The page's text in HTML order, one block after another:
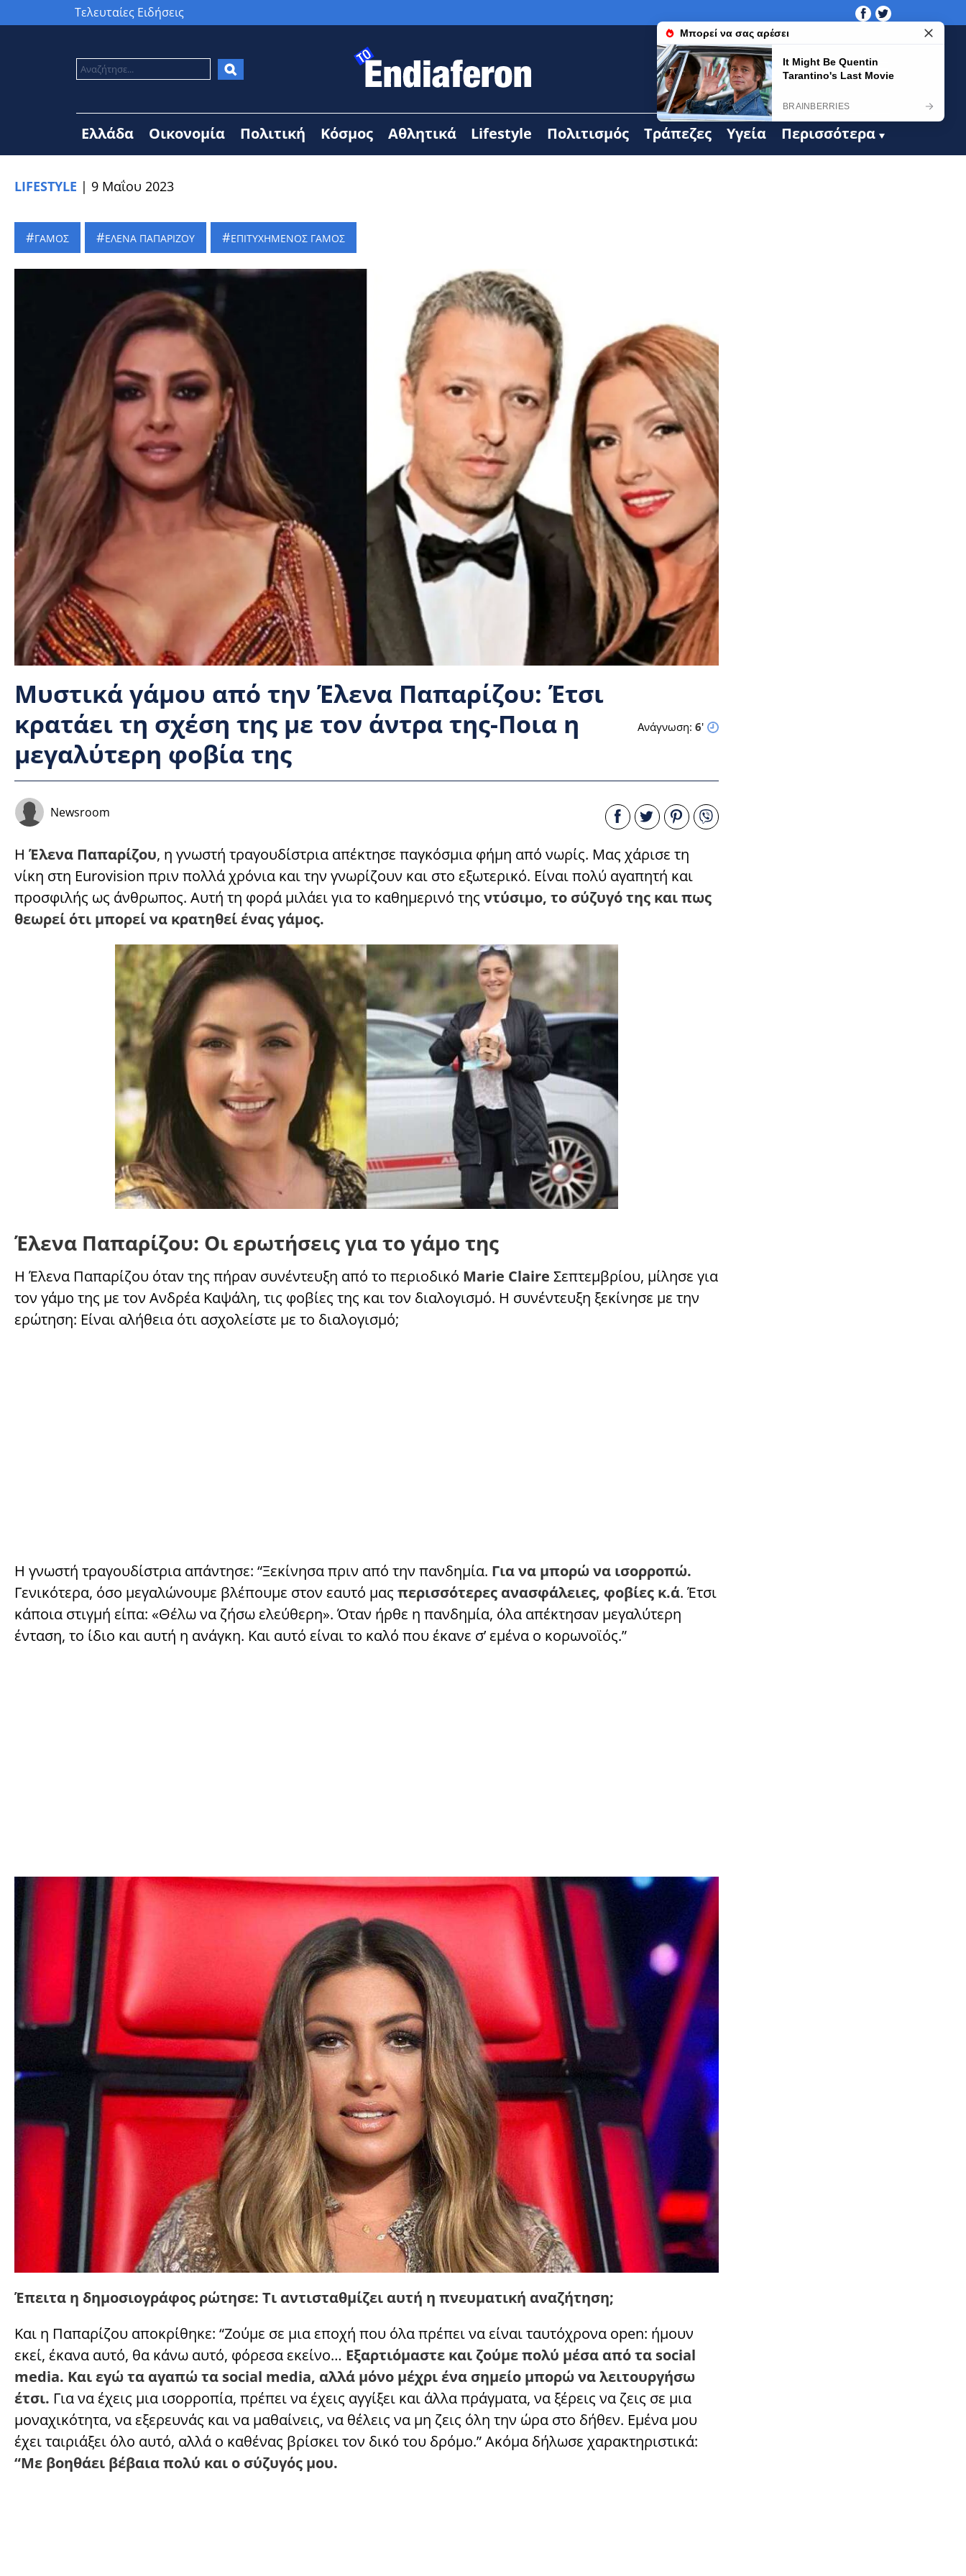
Τελευταίες Ειδήσεις
Ελλάδα Οικονομία Πολιτική Κόσμος Αθλητικά Lifestyle Πολιτισμός Τράπεζες Υγεία Περισσότερα
LIFESTYLE | 9 Μαΐου 2023
ΓΑΜΟΣ ΕΛΕΝΑ ΠΑΠΑΡΙΖΟΥ ΕΠΙΤΥΧΗΜΕΝΟΣ ΓΑΜΟΣ
Μυστικά γάμου από την Έλενα Παπαρίζου: Έτσι
κρατάει τη σχέση της με τον άντρα της-Ποια η
μεγαλύτερη φοβία της
Ανάγνωση: 6'
Newsroom
Η Έλενα Παπαρίζου, η γνωστή τραγουδίστρια απέκτησε παγκόσμια φήμη από νωρίς. Μας χάρισε τη
νίκη στη Eurovision πριν πολλά χρόνια και την γνωρίζουν και στο εξωτερικό. Είναι πολύ αγαπητή και
προσφιλής ως άνθρωπος. Αυτή τη φορά μιλάει για το καθημερινό της ντύσιμο, το σύζυγό της και πως
θεωρεί ότι μπορεί να κρατηθεί ένας γάμος.
Έλενα Παπαρίζου: Οι ερωτήσεις για το γάμο της
Η Έλενα Παπαρίζου όταν της πήραν συνέντευξη από το περιοδικό Marie Claire Σεπτεμβρίου, μίλησε για
τον γάμο της με τον Ανδρέα Καψάλη, τις φοβίες της και τον διαλογισμό. Η συνέντευξη ξεκίνησε με την
ερώτηση: Είναι αλήθεια ότι ασχολείστε με το διαλογισμό;
Η γνωστή τραγουδίστρια απάντησε: “Ξεκίνησα πριν από την πανδημία. Για να μπορώ να ισορροπώ.
Γενικότερα, όσο μεγαλώνουμε βλέπουμε στον εαυτό μας περισσότερες ανασφάλειες, φοβίες κ.ά. Έτσι
κάποια στιγμή είπα: «Θέλω να ζήσω ελεύθερη». Όταν ήρθε η πανδημία, όλα απέκτησαν μεγαλύτερη
ένταση, το ίδιο και αυτή η ανάγκη. Και αυτό είναι το καλό που έκανε σ’ εμένα ο κορωνοϊός.”
Έπειτα η δημοσιογράφος ρώτησε: Τι αντισταθμίζει αυτή η πνευματική αναζήτηση;
Και η Παπαρίζου αποκρίθηκε: “Ζούμε σε μια εποχή που όλα πρέπει να είναι ταυτόχρονα open: ήμουν
εκεί, έκανα αυτό, θα κάνω αυτό, φόρεσα εκείνο… Εξαρτιόμαστε και ζούμε πολύ μέσα από τα social
media. Και εγώ τα αγαπώ τα social media, αλλά μόνο μέχρι ένα σημείο μπορώ να λειτουργήσω
έτσι. Για να έχεις μια ισορροπία, πρέπει να έχεις αγγίξει και άλλα πράγματα, να ξέρεις να ζεις σε μια
μοναχικότητα, να εξερευνάς και να μαθαίνεις, να θέλεις να μη ζεις όλη την ώρα στο δήθεν. Εμένα μου
έχει ταιριάξει όλο αυτό, αλλά ο καθένας βρίσκει τον δικό του δρόμο.” Ακόμα δήλωσε χαρακτηριστικά:
“Με βοηθάει βέβαια πολύ και ο σύζυγός μου.